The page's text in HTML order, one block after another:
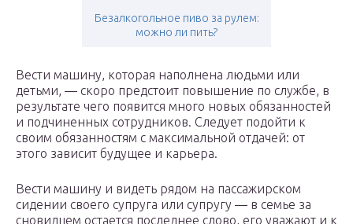
Безалкогольное пиво за рулем:
можно ли пить?
Вести машину, которая наполнена людьми или
детьми, — скоро предстоит повышение по службе, в
результате чего появится много новых обязанностей
и подчиненных сотрудников. Следует подойти к
своим обязанностям с максимальной отдачей: от
этого зависит будущее и карьера.
Вести машину и видеть рядом на пассажирском
сидении своего супруга или супругу — в семье за
сновидцем остается последнее слово, его уважают и к